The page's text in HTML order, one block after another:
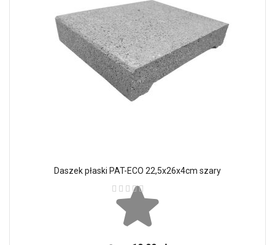
Daszek płaski PAT-ECO 22,5x26x4cm szary
Ocena: